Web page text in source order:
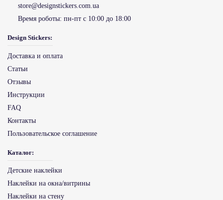
store@designstickers.com.ua
Время роботы: пн-пт с 10:00 до 18:00
Design Stickers:
Доставка и оплата
Статьи
Отзывы
Инструкции
FAQ
Контакты
Пользовательское соглашение
Каталог:
Детские наклейки
Наклейки на окна/витрины
Наклейки на стену